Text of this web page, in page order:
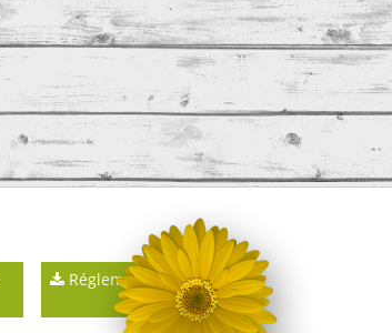
Réglements intérieurs